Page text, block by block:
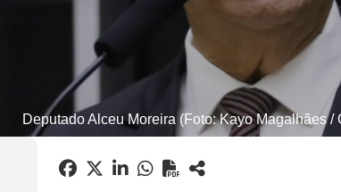
Deputado Alceu Moreira (Foto: Kayo Magalhães /